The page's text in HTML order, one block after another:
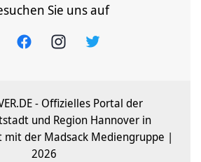
Sie uns auf
- Offizielles Portal der
und Region Hannover in
mit der Madsack Mediengruppe |
2026